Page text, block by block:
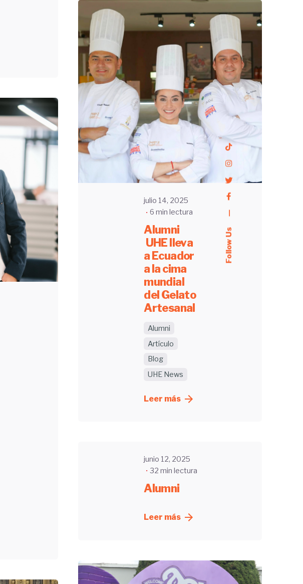
Follow Us
Enviado
por
UHE
julio 14, 2025
6 min lectura
Alumni
UHE lleva
a Ecuador
a la cima
mundial
del Gelato
Artesanal
Alumni
Artículo
Blog
UHE News
Leer más
Jose
junio 12, 2025
32 min lectura
Alumni
Leer más